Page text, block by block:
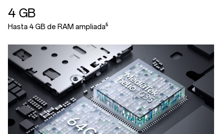
4 GB
Hasta 4 GB de RAM ampliada⁵